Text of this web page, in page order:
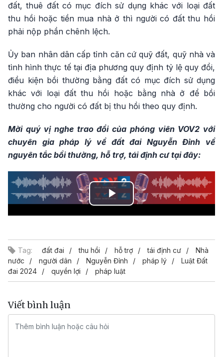
đất, thuê đất có mục đích sử dụng khác với loại đất
thu hồi hoặc tiền mua nhà ở thì người có đất thu hồi
phải nộp phần chênh lệch.
Ủy ban nhân dân cấp tỉnh căn cứ quỹ đất, quỹ nhà và
tình hình thực tế tại địa phương quy định tỷ lệ quy đổi,
điều kiện bồi thường bằng đất có mục đích sử dụng
khác với loại đất thu hồi hoặc bằng nhà ở để bồi
thường cho người có đất bị thu hồi theo quy định.
Mời quý vị nghe trao đổi của phóng viên VOV2 với
chuyên gia pháp lý về đất đai Nguyễn Đỉnh về
nguyên tắc bồi thường, hỗ trợ, tái định cư tại đây:
Play
Tag: đất đai thu hồi hỗ trợ tái định cư
Nhà
nước
người dân Nguyễn Đỉnh pháp lý
Luật Đất
đai 2024
quyền lợi pháp luật
Viết bình luận